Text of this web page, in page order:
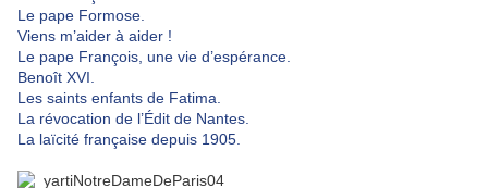
Le pape Formose.
Viens m’aider à aider !
Le pape François, une vie d’espérance.
Benoît XVI.
Les saints enfants de Fatima.
La révocation de l’Édit de Nantes.
La laïcité française depuis 1905.